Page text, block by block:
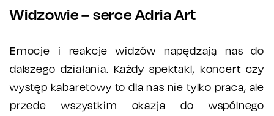
Widzowie – serce Adria Art
Emocje i reakcje widzów napędzają nas do
dalszego działania. Każdy spektakl, koncert czy
występ kabaretowy to dla nas nie tylko praca, ale
przede wszystkim okazja do wspólnego